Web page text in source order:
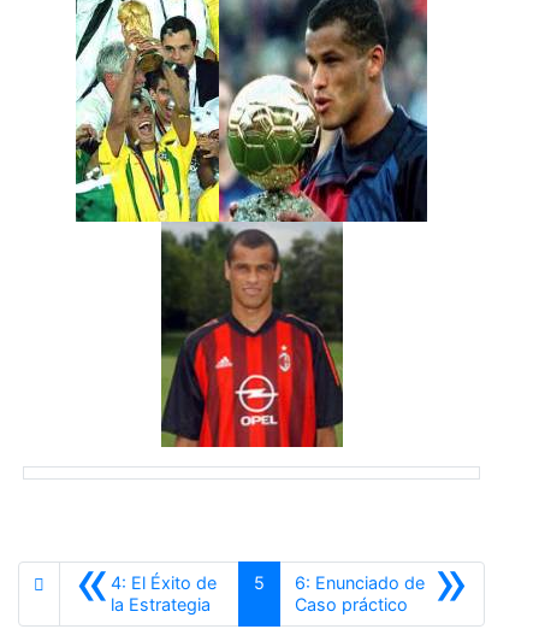
«4: El Éxito de
la Estrategia
5 »
6: Enunciado de
Caso práctico Siguiente